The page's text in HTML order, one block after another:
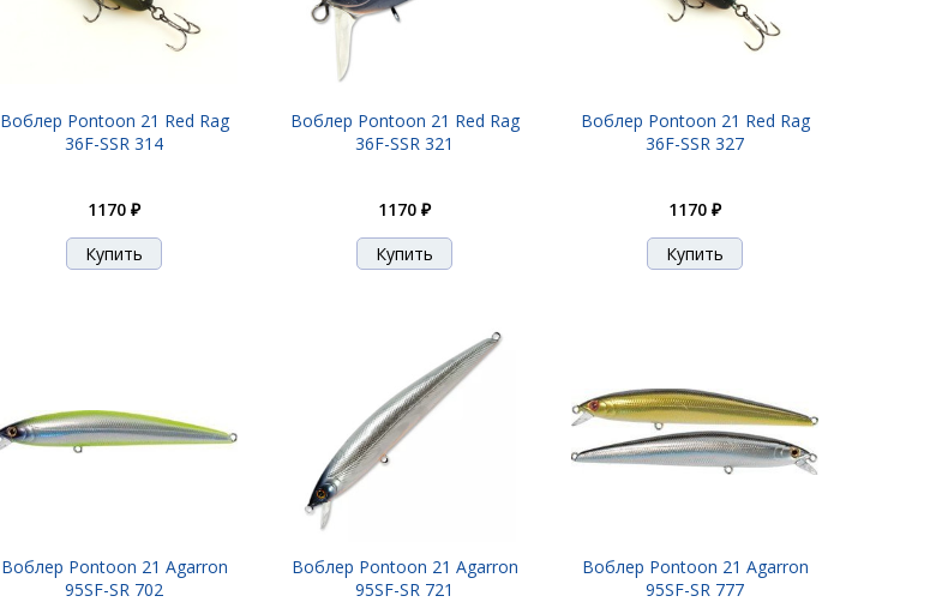
Воблер Pontoon 21 Red Rag
36F-SSR 314
1170 ₽
Воблер Pontoon 21 Red Rag
36F-SSR 321
1170 ₽
Воблер Pontoon 21 Red Rag
36F-SSR 327
1170 ₽
Воблер Pontoon 21 Agarron
95SF-SR 702
Воблер Pontoon 21 Agarron
95SF-SR 721
Воблер Pontoon 21 Agarron
95SF-SR 777